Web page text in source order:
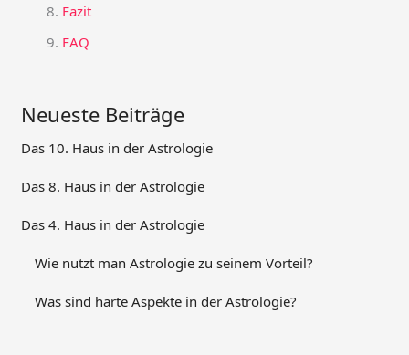
Fazit
FAQ
Neueste Beiträge
Das 10. Haus in der Astrologie
Das 8. Haus in der Astrologie
Das 4. Haus in der Astrologie
Wie nutzt man Astrologie zu seinem Vorteil?
Was sind harte Aspekte in der Astrologie?